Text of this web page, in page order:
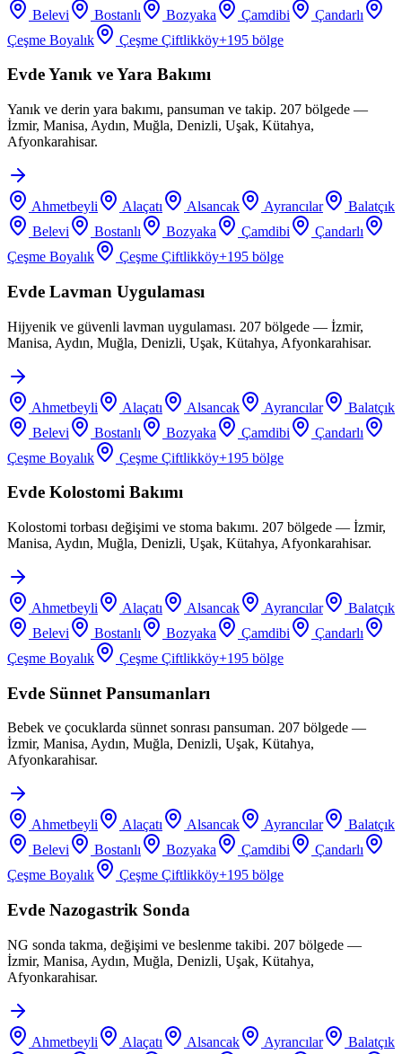
Belevi Bostanlı Bozyaka Çamdibi
Çandarlı
Çeşme Boyalık
Çeşme Çiftlikköy+195 bölge
Evde Yanık ve Yara Bakımı
Yanık ve derin yara bakımı, pansuman ve takip. 207 bölgede —
İzmir, Manisa, Aydın, Muğla, Denizli, Uşak, Kütahya,
Afyonkarahisar.
Ahmetbeyli Alaçatı Alsancak Ayrancılar
Balatçık
Belevi
Bostanlı Bozyaka Çamdibi
Çandarlı
Çeşme Boyalık
Çeşme Çiftlikköy+195 bölge
Evde Lavman Uygulaması
Hijyenik ve güvenli lavman uygulaması. 207 bölgede — İzmir,
Manisa, Aydın, Muğla, Denizli, Uşak, Kütahya, Afyonkarahisar.
Ahmetbeyli Alaçatı Alsancak Ayrancılar
Balatçık
Belevi
Bostanlı Bozyaka Çamdibi
Çandarlı
Çeşme Boyalık
Çeşme Çiftlikköy+195 bölge
Evde Kolostomi Bakımı
Kolostomi torbası değişimi ve stoma bakımı. 207 bölgede — İzmir,
Manisa, Aydın, Muğla, Denizli, Uşak, Kütahya, Afyonkarahisar.
Ahmetbeyli Alaçatı Alsancak Ayrancılar
Balatçık
Belevi
Bostanlı Bozyaka Çamdibi
Çandarlı
Çeşme Boyalık
Çeşme Çiftlikköy+195 bölge
Evde Sünnet Pansumanları
Bebek ve çocuklarda sünnet sonrası pansuman. 207 bölgede —
İzmir, Manisa, Aydın, Muğla, Denizli, Uşak, Kütahya,
Afyonkarahisar.
Ahmetbeyli Alaçatı Alsancak Ayrancılar
Balatçık
Belevi
Bostanlı Bozyaka Çamdibi
Çandarlı
Çeşme Boyalık
Çeşme Çiftlikköy+195 bölge
Evde Nazogastrik Sonda
NG sonda takma, değişimi ve beslenme takibi. 207 bölgede —
İzmir, Manisa, Aydın, Muğla, Denizli, Uşak, Kütahya,
Afyonkarahisar.
Ahmetbeyli Alaçatı Alsancak Ayrancılar
Balatçık